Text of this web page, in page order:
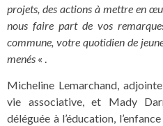
projets, des actions à mettre en
nous faire part de vos
commune, votre quotidien de
menés « .
Micheline Lemarchand,
vie associative, et Mady
déléguée à l’éducation,